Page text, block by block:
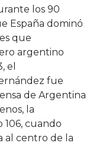
los 90
España dominó
que
argentino
el
fue
de Argentina
la
106, cuando
al centro de la